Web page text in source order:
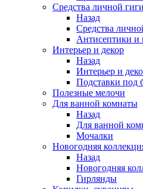
Средства личной
Назад
Средства
Антисептики и
Интерьер и декор
Назад
Интерьер и
Подставки под
Полезные мелочи
Для ванной комнаты
Назад
Для ванной
Мочалки
Новогодняя
Назад
Новогодняя
Гирлянды